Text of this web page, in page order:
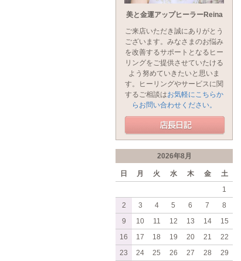
美と金運アップヒーラーReina
ご来店いただき誠にありがとう
ございます。みなさまのお悩み
を改善するサポートとなるヒー
リングをご提供させていたける
よう努めていきたいと思いま
す。ヒーリングやサービスに関
するご相談はお気軽にこちらか
らお問い合わせください。
2026年8月
日 月 火 水 木 金
土
1
2
3 4 5 6 7
8
9
10 11 12 13 14
15
16
17 18 19 20 21
22
23
24 25 26 27 28
29